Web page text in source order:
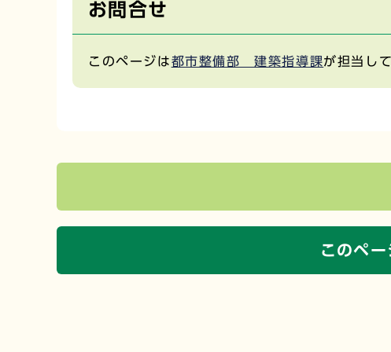
お問合せ
このページは都市整備部 建築指導課が担当し
このペー